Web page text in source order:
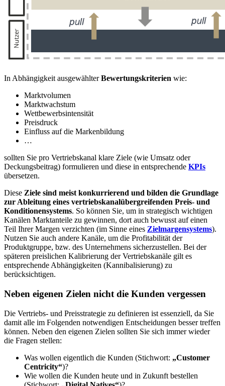
In Abhängigkeit ausgewählterBewertungskriterien wie:
Marktvolumen
Marktwachstum
Wettbewerbsintensität
Preisdruck
Einfluss auf die Markenbildung
…
sollten Sie pro Vertriebskanal klare Ziele (wie Umsatz oder
Deckungsbeitrag) formulieren und diese in entsprechende KPIs
übersetzen.
Diese Ziele sind meist konkurrierend und bilden die Grundlage
zur Ableitung eines vertriebskanalübergreifenden Preis- und
Konditionensystems. So können Sie, um in strategisch wichtigen
Kanälen Marktanteile zu gewinnen, dort auch bewusst auf einen
Teil Ihrer Margen verzichten (im Sinne eines Zielmargensystems).
Nutzen Sie auch andere Kanäle, um die Profitabilität der
Produktgruppe, bzw. des Unternehmens sicherzustellen. Bei der
späteren preislichen Kalibrierung der Vertriebskanäle gilt es
entsprechende Abhängigkeiten (Kannibalisierung) zu
berücksichtigen.
Neben eigenen Zielen nicht die Kunden vergessen
Die Vertriebs- und Preisstrategie zu definieren ist essenziell, da Sie
damit alle im Folgenden notwendigen Entscheidungen besser treffen
können. Neben den eigenen Zielen sollten Sie sich immer wieder
die Fragen stellen:
Was wollen eigentlich die Kunden (Stichwort: „Customer
Centricity“)?
Wie wollen die Kunden heute und in Zukunft bestellen